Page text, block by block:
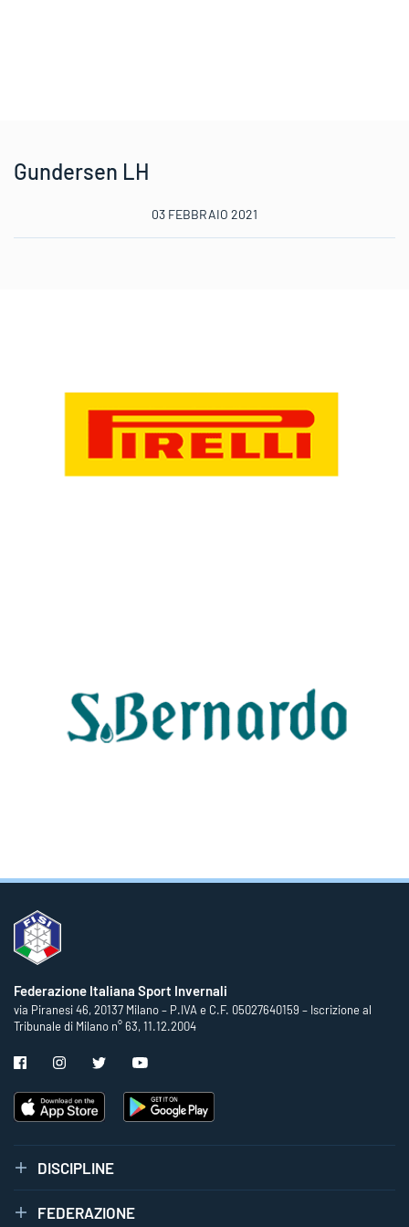
Gundersen LH
03 FEBBRAIO 2021
Federazione Italiana Sport Invernali
via Piranesi 46, 20137 Milano – P.IVA e C.F. 05027640159 – Iscrizione al
Tribunale di Milano n° 63, 11.12.2004
DISCIPLINE
FEDERAZIONE